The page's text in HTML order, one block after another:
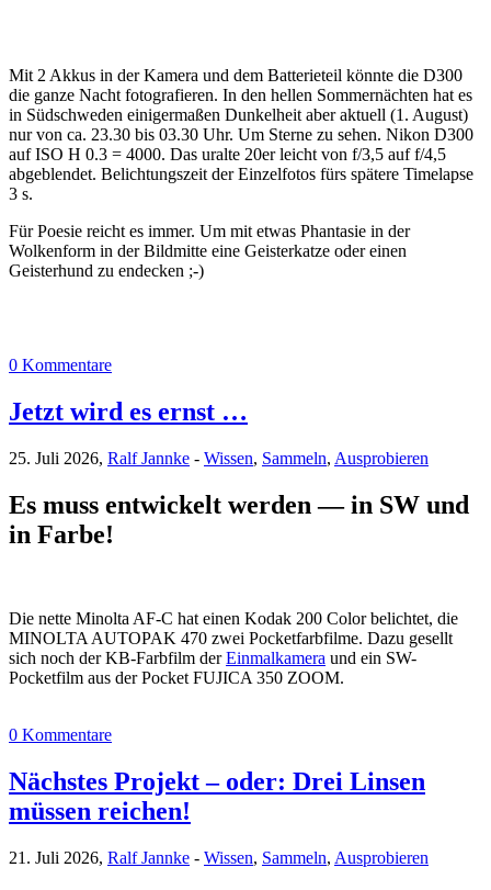
Mit 2 Akkus in der Kamera und dem Batterieteil könnte die D300
die ganze Nacht fotografieren. In den hellen Sommernächten hat es
in Südschweden einigermaßen Dunkelheit aber aktuell (1. August)
nur von ca. 23.30 bis 03.30 Uhr. Um Sterne zu sehen. Nikon D300
auf ISO H 0.3 = 4000. Das uralte 20er leicht von f/3,5 auf f/4,5
abgeblendet. Belichtungszeit der Einzelfotos fürs spätere Timelapse
3 s.
Für Poesie reicht es immer. Um mit etwas Phantasie in der
Wolkenform in der Bildmitte eine Geisterkatze oder einen
Geisterhund zu endecken ;-)
0 Kommentare
Jetzt wird es ernst …
25. Juli 2026, Ralf Jannke - Wissen, Sammeln, Ausprobieren
Es muss entwickelt werden — in SW und
in Farbe!
Die nette Minolta AF-C hat einen Kodak 200 Color belichtet, die
MINOLTA AUTOPAK 470 zwei Pocketfarbfilme. Dazu gesellt
sich noch der KB-Farbfilm derEinmalkamera und ein SW-
Pocketfilm aus der Pocket FUJICA 350 ZOOM.
0 Kommentare
Nächstes Projekt – oder: Drei Linsen
müssen reichen!
21. Juli 2026, Ralf Jannke - Wissen, Sammeln, Ausprobieren